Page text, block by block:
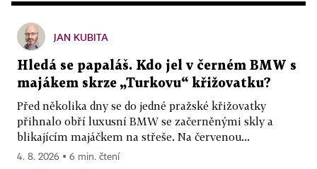
JAN KUBITA
Hledá se papaláš. Kdo jel v černém BMW s
majákem skrze „Turkovu“ křižovatku?
Před několika dny se do jedné pražské křižovatky
přihnalo obří luxusní BMW se začerněnými skly a
blikajícím majáčkem na střeše. Na červenou...
4. 8. 2026 ▪ 6 min. čtení